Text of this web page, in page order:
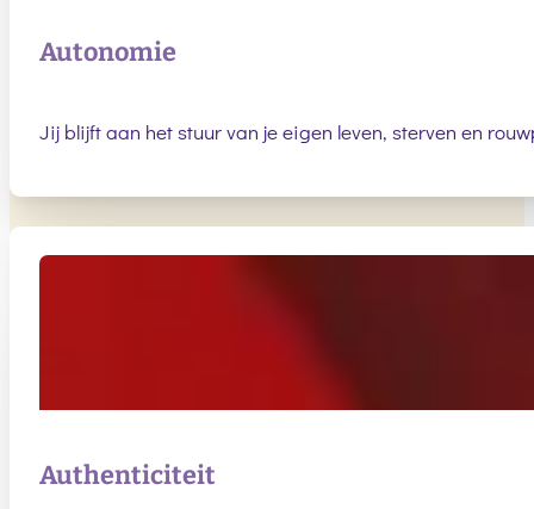
Autonomie
Jij blijft aan het stuur van je eigen leven, sterven en
Authenticiteit